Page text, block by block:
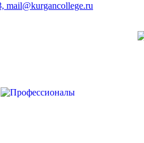
mail@kurgancollege.ru